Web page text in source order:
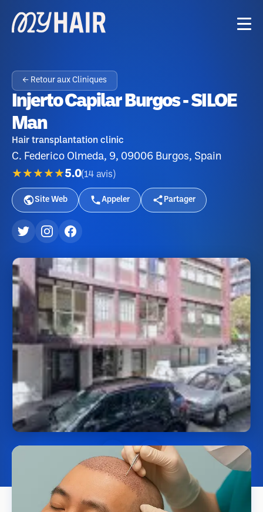
← Retour aux Cliniques
Injerto Capilar Burgos - SILOE
Man
Hair transplantation clinic
C. Federico Olmeda, 9, 09006 Burgos, Spain
★★★★★5.0(14 avis )
Site Web Appeler Partager